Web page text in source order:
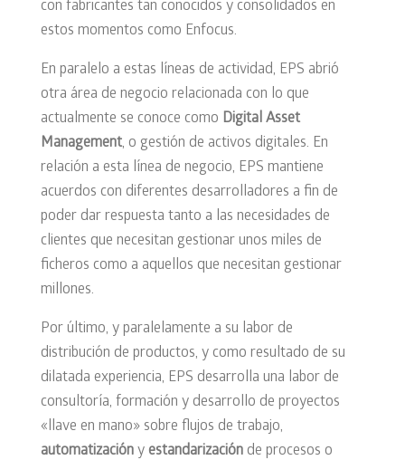
con fabricantes tan conocidos y consolidados en
estos momentos como Enfocus.
En paralelo a estas líneas de actividad, EPS abrió
otra área de negocio relacionada con lo que
actualmente se conoce como Digital Asset
Management, o gestión de activos digitales. En
relación a esta línea de negocio, EPS mantiene
acuerdos con diferentes desarrolladores a fin de
poder dar respuesta tanto a las necesidades de
clientes que necesitan gestionar unos miles de
ficheros como a aquellos que necesitan gestionar
millones.
Por último, y paralelamente a su labor de
distribución de productos, y como resultado de su
dilatada experiencia, EPS desarrolla una labor de
consultoría, formación y desarrollo de proyectos
«llave en mano» sobre flujos de trabajo,
automatizacióny estandarizaciónde procesos o